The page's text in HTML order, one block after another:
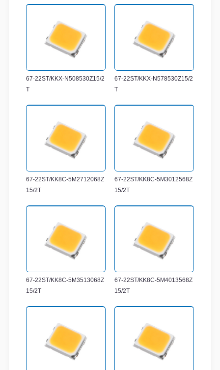
67-22ST/KKX-N508530Z15/2
T
67-22ST/KKX-N578530Z15/2
T
67-22ST/KK8C-5M2712068Z
15/2T
67-22ST/KK8C-5M3012568Z
15/2T
67-22ST/KK8C-5M3513068Z
15/2T
67-22ST/KK8C-5M4013568Z
15/2T